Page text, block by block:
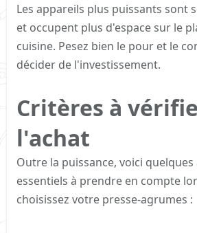
Les appareils plus puissants sont
et occupent plus d'espace sur le
cuisine. Pesez bien le pour et le
décider de l'investissement.
Critères à
l'achat​
Outre la puissance, voici
essentiels à prendre en compte
choisissez votre presse-agrumes :